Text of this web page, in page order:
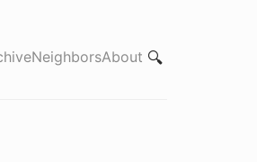
NeighborsAbout 🔍